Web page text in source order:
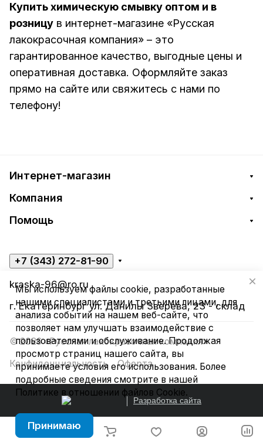
Купить химическую смывку оптом и в
розницу в интернет-магазине «Русская
лакокрасочная компания» – это
гарантированное качество, выгодные цены и
оперативная доставка. Оформляйте заказ
прямо на сайте или свяжитесь с нами по
телефону!
Интернет-магазин
Компания
Помощь
+7 (343) 272-81-90
kraska-96@ro.ru
г. Екатеринбург ул. Данилы Зверева, 23 - склад
© 2026 «Русская лакокрасочная компания»
Конфиденциальность
Оферта
Разработка сайта
Мы используем файлы cookie, разработанные
нашими специалистами и третьими лицами, для
анализа событий на нашем веб-сайте, что
позволяет нам улучшать взаимодействие с
пользователями и обслуживание. Продолжая
просмотр страниц нашего сайта, вы
принимаете условия его использования. Более
подробные сведения смотрите в нашей
Политике в отношении файлов Cookie.
Принимаю